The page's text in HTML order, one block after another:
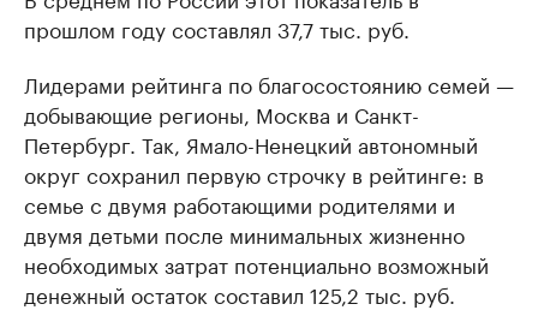
прошлом году составлял 37,7 тыс. руб.
Лидерами рейтинга по благосостоянию семей —
добывающие регионы, Москва и Санкт-
Петербург. Так, Ямало-Ненецкий автономный
округ сохранил первую строчку в рейтинге: в
семье с двумя работающими родителями и
двумя детьми после минимальных жизненно
необходимых затрат потенциально возможный
денежный остаток составил 125,2 тыс. руб.